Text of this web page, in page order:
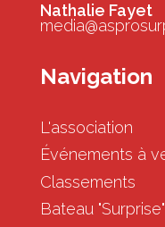
Nathalie Fayet
Navigation
L'association
Événements à
Classements
Bateau "Surprise"